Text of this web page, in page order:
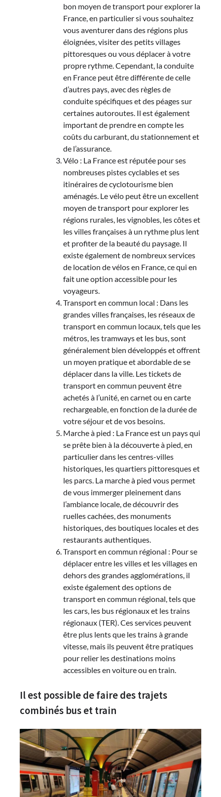
bon moyen de transport pour explorer la
France, en particulier si vous souhaitez
vous aventurer dans des régions plus
éloignées, visiter des petits villages
pittoresques ou vous déplacer à votre
propre rythme. Cependant, la conduite
en France peut être différente de celle
d’autres pays, avec des règles de
conduite spécifiques et des péages sur
certaines autoroutes. Il est également
important de prendre en compte les
coûts du carburant, du stationnement et
de l’assurance.
Vélo : La France est réputée pour ses
nombreuses pistes cyclables et ses
itinéraires de cyclotourisme bien
aménagés. Le vélo peut être un excellent
moyen de transport pour explorer les
régions rurales, les vignobles, les côtes et
les villes françaises à un rythme plus lent
et profiter de la beauté du paysage. Il
existe également de nombreux services
de location de vélos en France, ce qui en
fait une option accessible pour les
voyageurs.
Transport en commun local : Dans les
grandes villes françaises, les réseaux de
transport en commun locaux, tels que les
métros, les tramways et les bus, sont
généralement bien développés et offrent
un moyen pratique et abordable de se
déplacer dans la ville. Les tickets de
transport en commun peuvent être
achetés à l’unité, en carnet ou en carte
rechargeable, en fonction de la durée de
votre séjour et de vos besoins.
Marche à pied : La France est un pays qui
se prête bien à la découverte à pied, en
particulier dans les centres-villes
historiques, les quartiers pittoresques et
les parcs. La marche à pied vous permet
de vous immerger pleinement dans
l’ambiance locale, de découvrir des
ruelles cachées, des monuments
historiques, des boutiques locales et des
restaurants authentiques.
Transport en commun régional : Pour se
déplacer entre les villes et les villages en
dehors des grandes agglomérations, il
existe également des options de
transport en commun régional, tels que
les cars, les bus régionaux et les trains
régionaux (TER). Ces services peuvent
être plus lents que les trains à grande
vitesse, mais ils peuvent être pratiques
pour relier les destinations moins
accessibles en voiture ou en train.
Il est possible de faire des trajets
combinés bus et train